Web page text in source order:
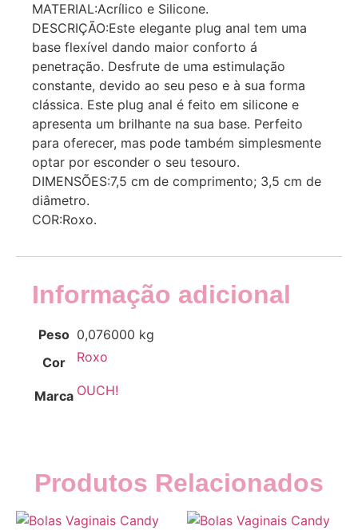
MATERIAL:Acrílico e Silicone.
DESCRIÇÃO:Este elegante plug anal tem uma
base flexível dando maior conforto á
penetração. Desfrute de uma estimulação
constante, devido ao seu peso e à sua forma
clássica. Este plug anal é feito em silicone e
apresenta um brilhante na sua base. Perfeito
para oferecer, mas pode também simplesmente
optar por esconder o seu tesouro.
DIMENSÕES:7,5 cm de comprimento; 3,5 cm de
diâmetro.
COR:Roxo.
Informação adicional
Peso 0,076000 kg
Cor
Roxo
Marca OUCH!
Produtos Relacionados